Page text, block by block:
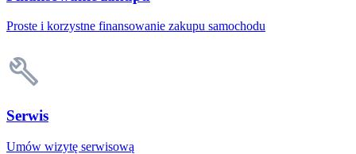
Proste i korzystne finansowanie zakupu samochodu
Serwis
Umów wizytę serwisową